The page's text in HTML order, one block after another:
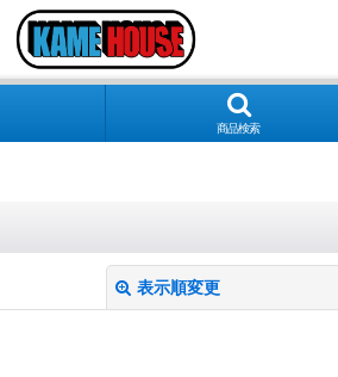
商品検索
表示順変更